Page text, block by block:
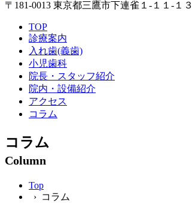
〒181-0013 東京都三鷹市下連雀１-１１-１３
TOP
診療案内
入れ歯(義歯)
小児歯科
院長・スタッフ紹介
院内・設備紹介
アクセス
コラム
コラム
Column
Top
› コラム